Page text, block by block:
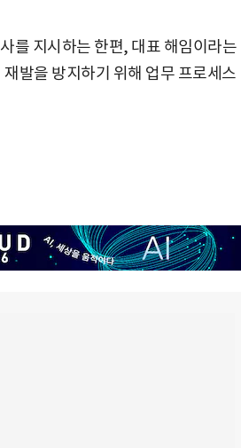
를 지시하는 한편, 대표 해임이라는
발을 방지하기 위해 업무 프로세스